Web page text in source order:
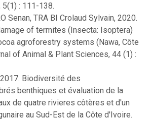
5(1) : 111-138.
Senan, TRA BI Crolaud Sylvain, 2020.
of termites (Insecta: Isoptera)
agroforestry systems (Nawa, Côte
of Animal & Plant Sciences, 44 (1) :
2017. Biodiversité des
benthiques et évaluation de la
de quatre rivieres côtères et d'un
au Sud-Est de la Côte d'Ivoire.